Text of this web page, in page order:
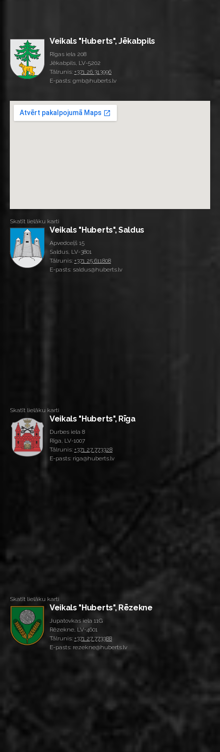
Veikals "Huberts", Jēkabpils
Rīgas iela 208
Jēkabpils, LV-5202
Tālrunis: +371 26 313996
E-pasts: gmb@huberts.lv
Skatīt lielāku karti
Veikals "Huberts", Saldus
Apvedceļš 15
Saldus, LV-3801
Tālrunis: +371 25 611808
E-pasts: saldus@huberts.lv
Skatīt lielāku karti
Veikals "Huberts", Rīga
Durbes iela 8
Rīga, LV-1007
Tālrunis: +371 27 773328
E-pasts: riga@huberts.lv
Skatīt lielāku karti
Veikals "Huberts", Rēzekne
Jupatovkas iela 11G
Rēzekne, LV-4601
Tālrunis: +371 27 773388
E-pasts: rezekne@huberts.lv